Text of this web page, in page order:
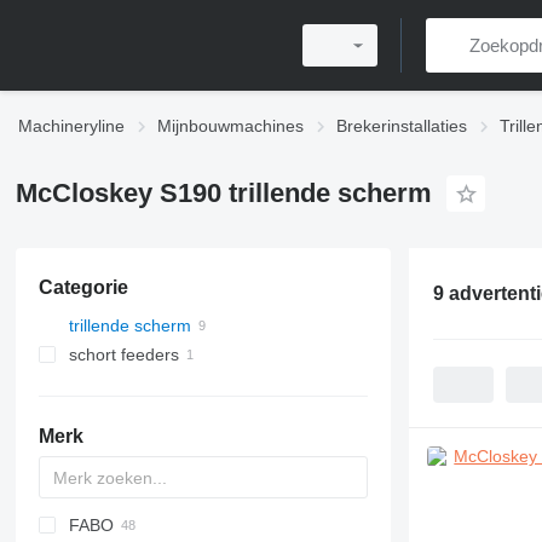
Machineryline Mijnbouwmachines Brekerinstallaties
McCloskey S190 trillende scherm
Categorie
trillende scherm
schort feeders
Merk
DF
60
SM
E-series
FABO
9